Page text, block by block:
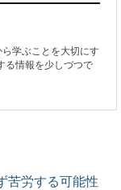
学ぶことを大切にす
る情報を少しづつで
苦労する可能性